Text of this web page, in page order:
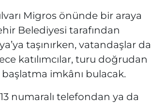
Migros önünde bir araya
Belediyesi tarafından
taşınırken, vatandaşlar da
katılımcılar, turu doğrudan
imkânı bulacak.
numaralı telefondan ya da